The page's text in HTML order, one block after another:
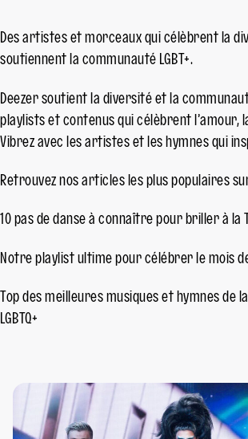
Des artistes et morceaux qui célèbrent la
soutiennent la communauté LGBT+.
Deezer soutient la diversité et la
playlists et contenus qui célèbrent l’amour,
Vibrez avec les artistes et les hymnes qui
Retrouvez nos articles les plus populaires
10 pas de danse à connaître pour briller à la
Notre playlist ultime pour célébrer le mois
Top des meilleures musiques et hymnes de
LGBTQ+